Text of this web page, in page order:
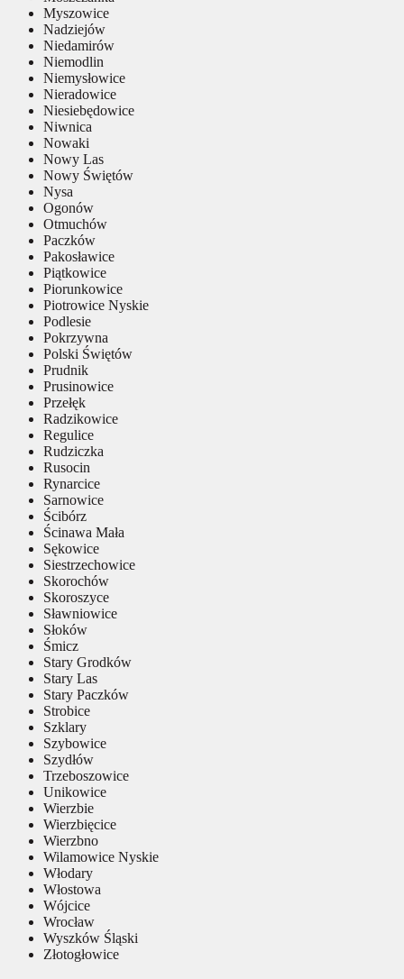
Myszowice
Nadziejów
Niedamirów
Niemodlin
Niemysłowice
Nieradowice
Niesiebędowice
Niwnica
Nowaki
Nowy Las
Nowy Świętów
Nysa
Ogonów
Otmuchów
Paczków
Pakosławice
Piątkowice
Piorunkowice
Piotrowice Nyskie
Podlesie
Pokrzywna
Polski Świętów
Prudnik
Prusinowice
Przełęk
Radzikowice
Regulice
Rudziczka
Rusocin
Rynarcice
Sarnowice
Ścibórz
Ścinawa Mała
Sękowice
Siestrzechowice
Skorochów
Skoroszyce
Sławniowice
Słoków
Śmicz
Stary Grodków
Stary Las
Stary Paczków
Strobice
Szklary
Szybowice
Szydłów
Trzeboszowice
Unikowice
Wierzbie
Wierzbięcice
Wierzbno
Wilamowice Nyskie
Włodary
Włostowa
Wójcice
Wrocław
Wyszków Śląski
Złotogłowice